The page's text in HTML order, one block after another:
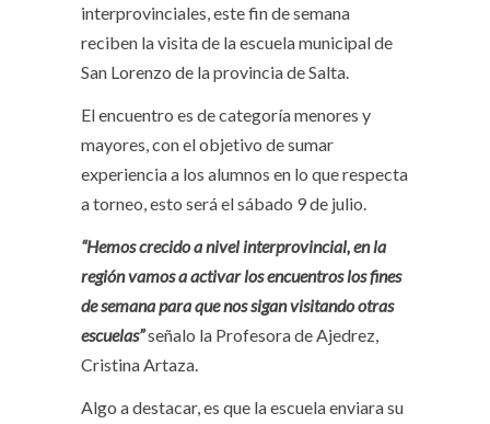
interprovinciales, este fin de semana
reciben la visita de la escuela municipal de
San Lorenzo de la provincia de Salta.
El encuentro es de categoría menores y
mayores, con el objetivo de sumar
experiencia a los alumnos en lo que respecta
a torneo, esto será el sábado 9 de julio.
“Hemos crecido a nivel interprovincial, en la
región vamos a activar los encuentros los fines
de semana para que nos sigan visitando otras
escuelas”señalo la Profesora de Ajedrez,
Cristina Artaza.
Algo a destacar, es que la escuela enviara su